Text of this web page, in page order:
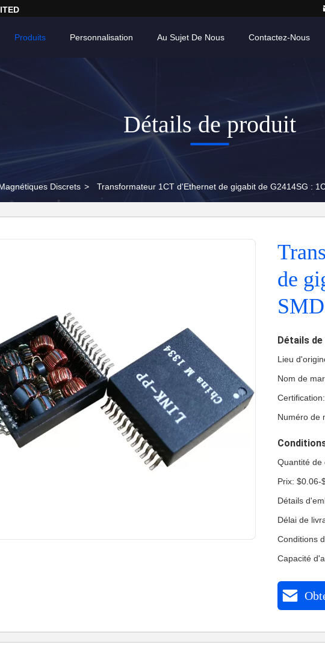
Produits Au Sujet De Nous Contactez-Nous
Personnalisation
Détails de produit
Discrets > Transformateur 1CT d'Ethernet de gigabit de G2414SG :
de
Détails
Lieu
Nom de
Numéro de
Quantité de
Prix: $0.06-
Détails
Délai de
Conditions
Capacité